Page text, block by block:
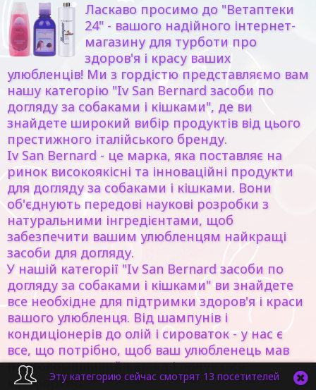
Ласкаво просимо до "Ветаптеки
24" - вашого надійного інтернет-
магазину для турботи про
здоров'я і красу ваших
улюбленців! Ми з гордістю представляємо вам
нашу категорію "Iv San Bernard засоби по
догляду за собаками і кішками", де ви
знайдете широкий вибір продуктів від цього
престижного італійського бренду.
Iv San Bernard - це марка, яка поставляє на
ринок високоякісні та інноваційні продукти
для догляду за собаками і кішками. Вони
об'єднують передові наукові розробки з
натуральними інгредієнтами, щоб
забезпечити вашим улюбленцям найкращі
засоби для догляду.
У нашій категорії "Iv San Bernard засоби по
догляду за собаками і кішками" ви знайдете
все необхідне для підтримки здоров'я і краси
вашого улюбленця. Від шампунів і
кондиціонерів до олій і сироваток - у нас є
все, що потрібно, щоб ваш улюбленець мав
приголомшливий вигляд і почувався
комфортно.Эту категорию сейчас смотрят 13 посетителей